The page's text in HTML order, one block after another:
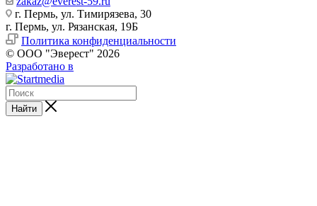
г. Пермь, ул. Тимирязева, 30
г. Пермь, ул. Рязанская, 19Б
Политика конфиденциальности
© ООО "Эверест" 2026
Разработано в
Найти